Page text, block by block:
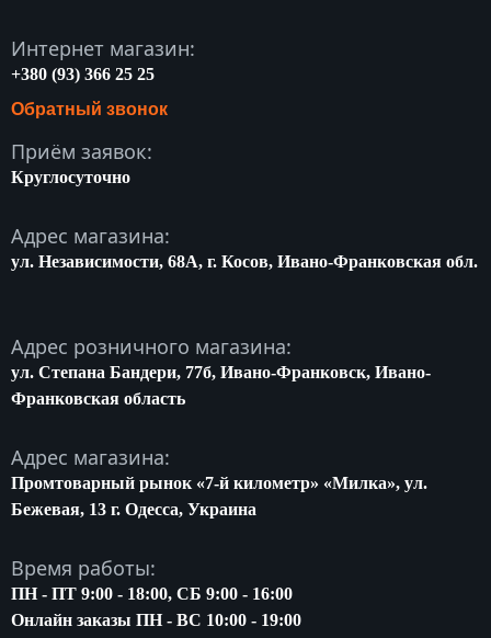
Интернет магазин:
+380 (93) 366 25 25
Обратный звонок
Приём заявок:
Круглосуточно
Адрес магазина:
ул. Независимости, 68A, г. Косов, Ивано-Франковская обл.
Адрес розничного магазина:
ул. Степана Бандери, 77б, Ивано-Франковск, Ивано-
Франковская область
Адрес магазина:
Промтоварный рынок «7-й километр» «Милка», ул.
Бежевая, 13 г. Одесса, Украина
Время работы:
ПН - ПТ 9:00 - 18:00, СБ 9:00 - 16:00
Онлайн заказы ПН - ВС 10:00 - 19:00